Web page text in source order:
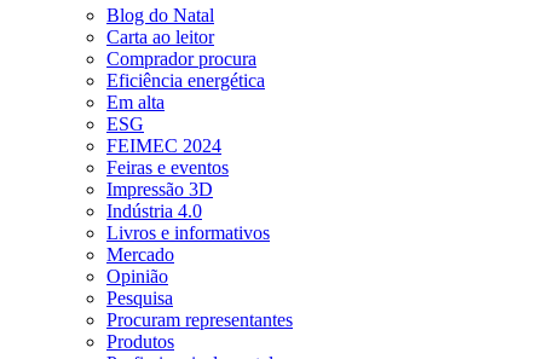
Blog do Natal
Carta ao leitor
Comprador procura
Eficiência energética
Em alta
ESG
FEIMEC 2024
Feiras e eventos
Impressão 3D
Indústria 4.0
Livros e informativos
Mercado
Opinião
Pesquisa
Procuram representantes
Produtos